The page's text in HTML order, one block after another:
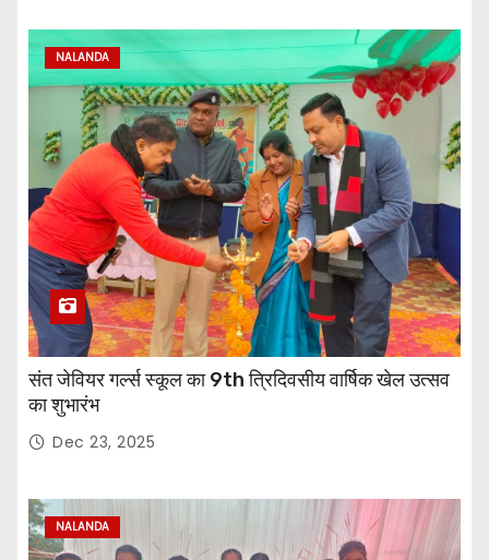
NALANDA
संत जेवियर गर्ल्स स्कूल का 9th त्रिदिवसीय वार्षिक खेल उत्सव
का शुभारंभ
Dec 23, 2025
NALANDA